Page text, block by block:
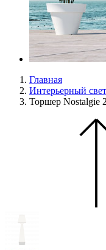
Главная
Интерьерный свет
Торшер Nostalgie